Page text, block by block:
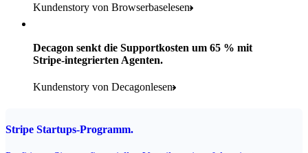
Kundenstory von Browserbaselesen
Decagon senkt die Supportkosten um 65 % mit
Stripe-integrierten Agenten.
Kundenstory von Decagonlesen
Stripe Startups-Programm.